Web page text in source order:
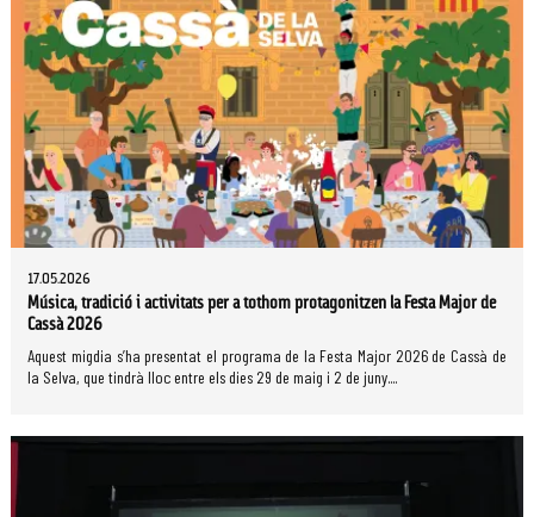
17.05.2026
Música, tradició i activitats per a tothom protagonitzen la Festa Major de
Cassà 2026
Aquest migdia s’ha presentat el programa de la Festa Major 2026 de Cassà de
la Selva, que tindrà lloc entre els dies 29 de maig i 2 de juny....